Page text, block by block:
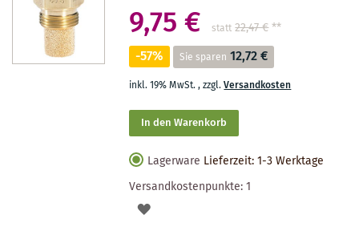
9,75 € statt 22,47 €**
-57% Sie sparen 12,72 €
inkl. 19% MwSt.,zzgl.Versandkosten
In den Warenkorb
Lagerware Lieferzeit: 1-3 Werktage
Versandkostenpunkte:1
AUF